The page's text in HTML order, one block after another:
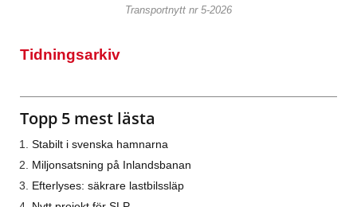
Transportnytt nr 5-2026
Tidningsarkiv
Topp 5 mest lästa
Stabilt i svenska hamnarna
Miljonsatsning på Inlandsbanan
Efterlyses: säkrare lastbilssläp